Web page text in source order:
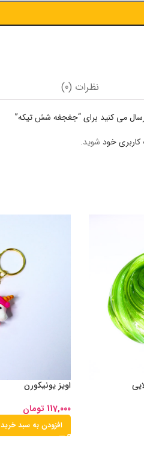
نظرات (0)
می کنید برای “جغجغه شش تیکه”
خود شوید.
اویز یونیکورن
117,000 تومان
افزودن به سبد خرید